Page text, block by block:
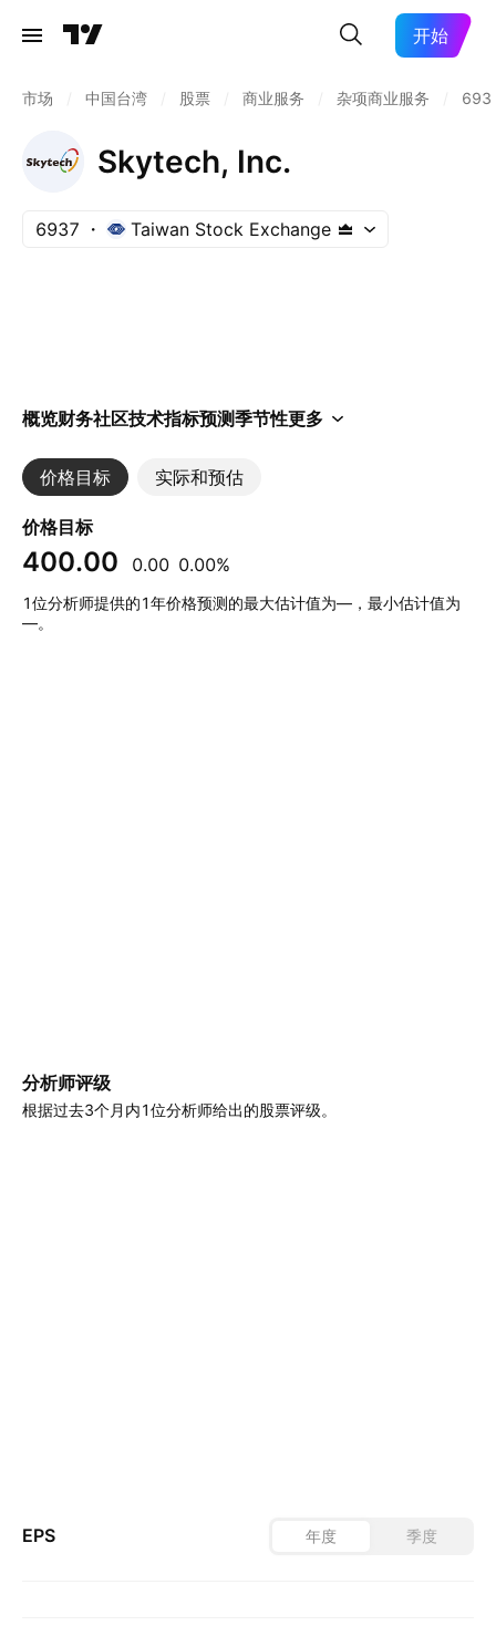
开始
市场 中国台湾 股票 商业服务 杂项商业服务
Skytech, Inc.
6937 Taiwan Stock Exchange
概览财务社区技术指标预测季节性更多
价格目标 实际和预估
价格目标
400.00 0.00 0.00%
1位分析师提供的1年价格预测的最大估计值为—，最小估计值为
—。
分析师评级
根据过去3个月内1位分析师给出的股票评级。
EPS 年度 季度